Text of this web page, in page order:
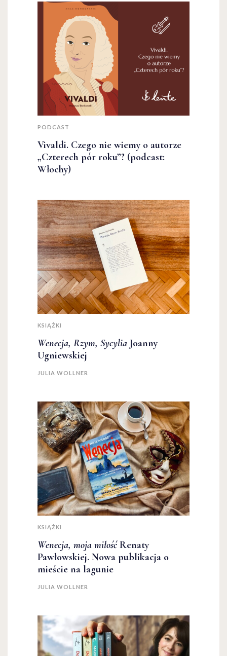
PODCAST
Vivaldi. Czego nie wiemy o autorze
„Czterech pór roku”? (podcast:
Włochy)
KSIĄŻKI
Wenecja, Rzym, Sycylia Joanny
Ugniewskiej
JULIA WOLLNER
KSIĄŻKI
Wenecja, moja miłośćRenaty
Pawłowskiej. Nowa publikacja o
mieście na lagunie
JULIA WOLLNER